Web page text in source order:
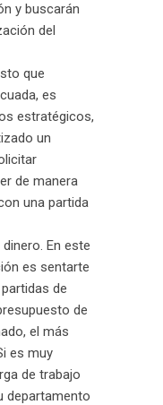
y buscarán
del
que
es
estratégicos,
un
de manera
una partida
En este
es sentarte
de
de
el más
es muy
de trabajo
departamento